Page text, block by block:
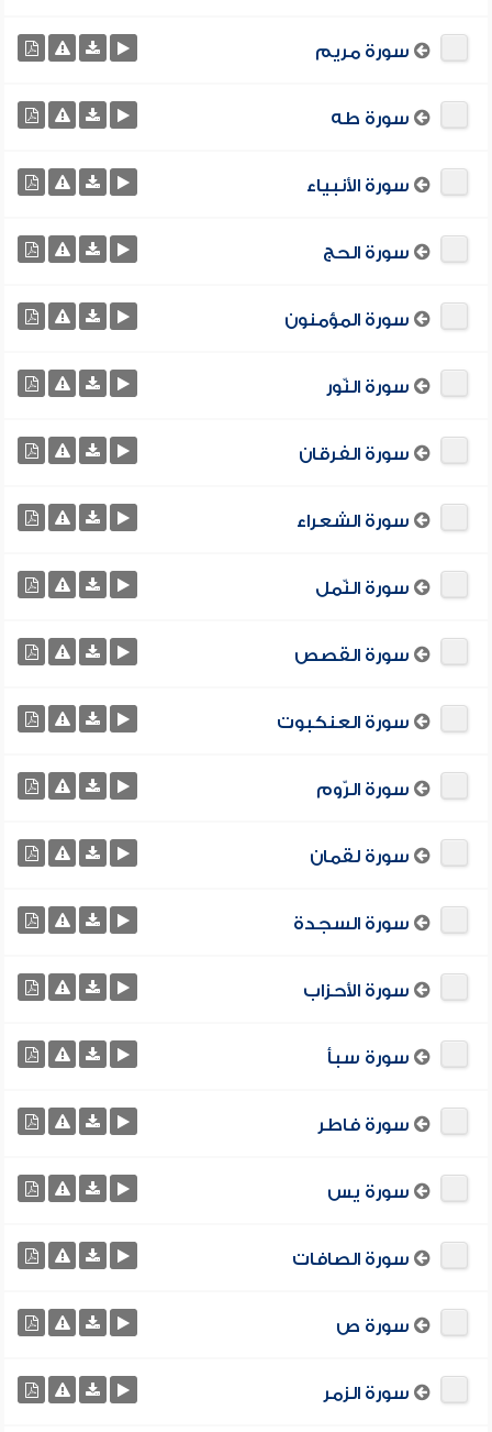
سورة مريم
سورة طه
سورة الأنبياء
سورة الحج
سورة المؤمنون
سورة النّور
سورة الفرقان
سورة الشعراء
سورة النّمل
سورة القصص
سورة العنكبوت
سورة الرّوم
سورة لقمان
سورة السجدة
سورة الأحزاب
سورة سبأ
سورة فاطر
سورة يس
سورة الصافات
سورة ص
سورة الزمر